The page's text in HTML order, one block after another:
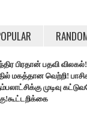
பிரதான் பதவி விலகல்!
மகத்தான வெற்றி!
முடிவு